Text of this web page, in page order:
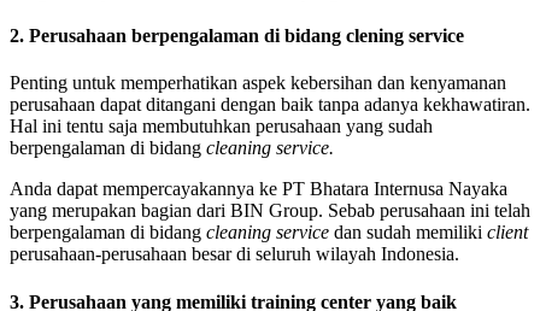
2. Perusahaan berpengalaman di bidang clening service
Penting untuk memperhatikan aspek kebersihan dan kenyamanan
perusahaan dapat ditangani dengan baik tanpa adanya kekhawatiran.
Hal ini tentu saja membutuhkan perusahaan yang sudah
berpengalaman di bidang cleaning service.
Anda dapat mempercayakannya ke PT Bhatara Internusa Nayaka
yang merupakan bagian dari BIN Group. Sebab perusahaan ini telah
berpengalaman di bidang cleaning service dan sudah memiliki client
perusahaan-perusahaan besar di seluruh wilayah Indonesia.
3. Perusahaan yang memiliki training center yang baik